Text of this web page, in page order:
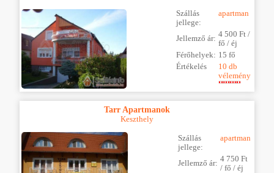
Szállás
jellege:
apartman
Jellemző ár: 4 500 Ft /
fő / éj
Férőhelyek: 15 fő
Értékelés
10 db
vélemény
Tarr Apartmanok
Keszthely
Szállás
jellege:
apartman
Jellemző ár: 4 750 Ft
/ fő / éj